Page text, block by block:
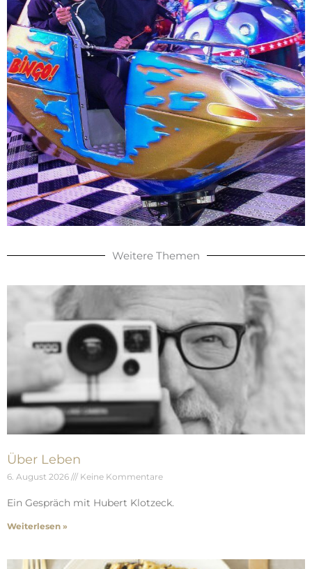
Weitere Themen
Über Leben
6. August 2026 Keine Kommentare
Ein Gespräch mit Hubert Klotzeck.
Weiterlesen »